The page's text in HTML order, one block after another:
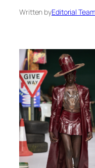
Written byEditorial Team